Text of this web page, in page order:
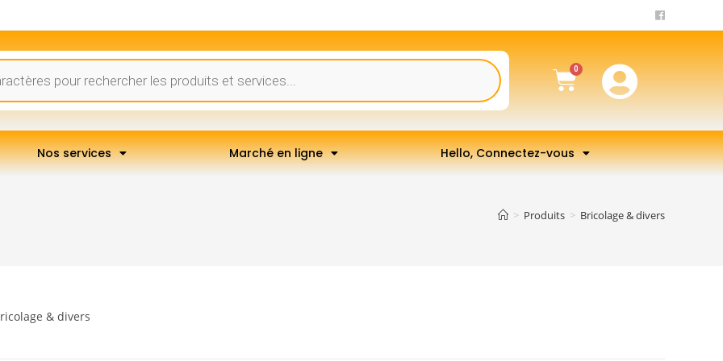
Nos services Marché en ligne Hello, Connectez-vous
> Produits > Bricolage & divers
& divers